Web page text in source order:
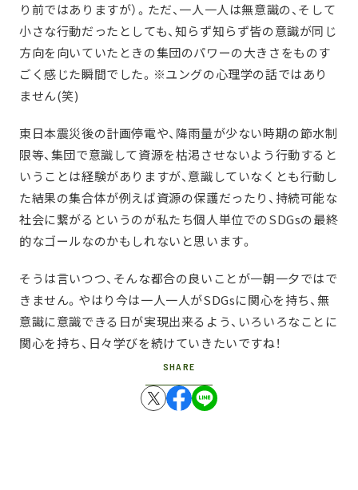
り前ではありますが）。ただ、一人一人は無意識の、そして
小さな行動だったとしても、知らず知らず皆の意識が同じ
方向を向いていたときの集団のパワーの大きさをものす
ごく感じた瞬間でした。※ユングの心理学の話ではあり
ません(笑)
東日本震災後の計画停電や、降雨量が少ない時期の節水制
限等、集団で意識して資源を枯渇させないよう行動すると
いうことは経験がありますが、意識していなくとも行動し
た結果の集合体が例えば資源の保護だったり、持続可能な
社会に繋がるというのが私たち個人単位でのSDGsの最終
的なゴールなのかもしれないと思います。
そうは言いつつ、そんな都合の良いことが一朝一夕ではで
きません。やはり今は一人一人がSDGsに関心を持ち、無
意識に意識できる日が実現出来るよう、いろいろなことに
関心を持ち、日々学びを続けていきたいですね！
SHARE